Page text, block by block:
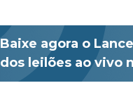
Baixe agora o
dos leilões ao vivo